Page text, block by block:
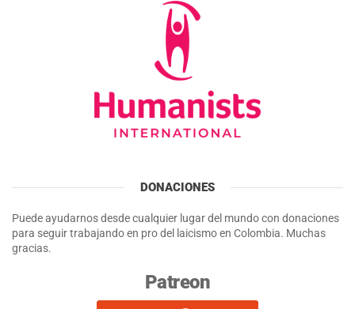
DONACIONES
Puede ayudarnos desde cualquier lugar del mundo con donaciones
para seguir trabajando en pro del laicismo en Colombia. Muchas
gracias.
Patreon